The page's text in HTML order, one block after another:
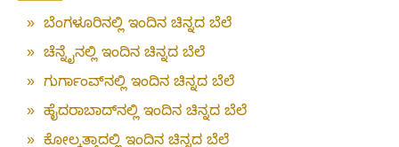
» ಬೆಂಗಳೂರಿನಲ್ಲಿ ಇಂದಿನ ಚಿನ್ನದ ಬೆಲೆ
» ಚೆನ್ನೈನಲ್ಲಿ ಇಂದಿನ ಚಿನ್ನದ ಬೆಲೆ
» ಗುರ್ಗಾಂವ್‌ನಲ್ಲಿ ಇಂದಿನ ಚಿನ್ನದ ಬೆಲೆ
» ಹೈದರಾಬಾದ್‌ನಲ್ಲಿ ಇಂದಿನ ಚಿನ್ನದ ಬೆಲೆ
» ಕೋಲ್ಕತ್ತಾದಲ್ಲಿ ಇಂದಿನ ಚಿನ್ನದ ಬೆಲೆ